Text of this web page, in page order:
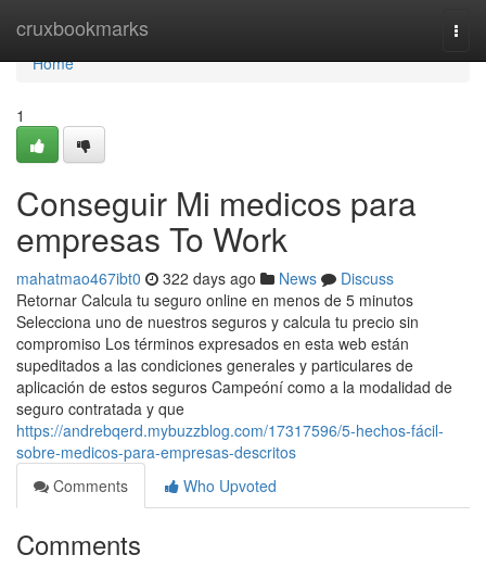
cruxbookmarks
Home
Home
1
Conseguir Mi medicos para
empresas To Work
mahatmao467ibt0 322 days ago News
Discuss
Retornar Calcula tu seguro online en menos de 5 minutos
Selecciona uno de nuestros seguros y calcula tu precio sin
compromiso Los términos expresados en esta web están
supeditados a las condiciones generales y particulares de
aplicación de estos seguros Campeóní como a la modalidad de
seguro contratada y que
https://andrebqerd.mybuzzblog.com/17317596/5-hechos-fácil-
sobre-medicos-para-empresas-descritos
Comments
Who Upvoted
Comments